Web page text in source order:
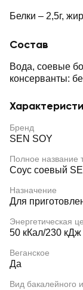
Белки – 2,5г,
Состав
Вода, соевые
консерванты:
Бренд
SEN SOY
Полное название
Соус соевый
Назначение
Для
Энергетическая
50 кКал/230 кДж
Веганское
Да
Вид бакалейного